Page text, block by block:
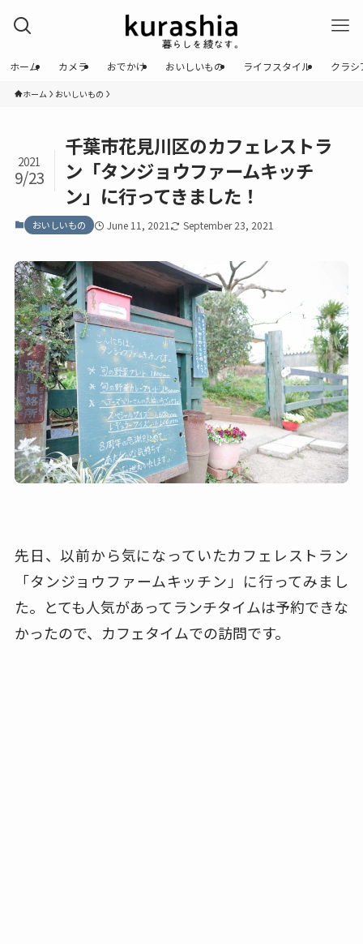
ホーム カメラ おでかけ おいしいもの ライフスタイル クラシ
ホーム おいしいもの
千葉市花見川区のカフェレストラ
ン「タンジョウファームキッチ
ン」に行ってきました！
2021
9/23
おいしいもの June 11, 2021 September 23, 2021
先日、以前から気になっていたカフェレストラン
「タンジョウファームキッチン」に行ってみまし
た。 とても人気があってランチタイムは予約できな
かったので、カフェタイムでの訪問です。